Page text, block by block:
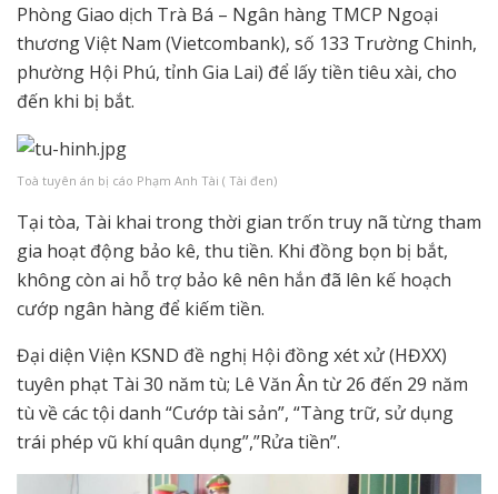
Phòng Giao dịch Trà Bá – Ngân hàng TMCP Ngoại
thương Việt Nam (Vietcombank), số 133 Trường Chinh,
phường Hội Phú, tỉnh Gia Lai) để lấy tiền tiêu xài, cho
đến khi bị bắt.
Toà tuyên án bị cáo Phạm Anh Tài ( Tài đen)
Tại tòa, Tài khai trong thời gian trốn truy nã từng tham
gia hoạt động bảo kê, thu tiền. Khi đồng bọn bị bắt,
không còn ai hỗ trợ bảo kê nên hắn đã lên kế hoạch
cướp ngân hàng để kiếm tiền.
Đại diện Viện KSND đề nghị Hội đồng xét xử (HĐXX)
tuyên phạt Tài 30 năm tù; Lê Văn Ân từ 26 đến 29 năm
tù về các tội danh “Cướp tài sản”, “Tàng trữ, sử dụng
trái phép vũ khí quân dụng”,”Rửa tiền”.